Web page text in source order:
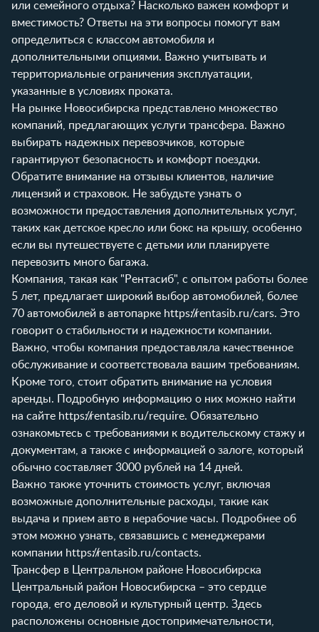
или семейного отдыха? Насколько важен комфорт и
вместимость? Ответы на эти вопросы помогут вам
определиться с классом автомобиля и
дополнительными опциями. Важно учитывать и
территориальные ограничения эксплуатации,
указанные в условиях проката.
На рынке Новосибирска представлено множество
компаний, предлагающих услуги трансфера. Важно
выбирать надежных перевозчиков, которые
гарантируют безопасность и комфорт поездки.
Обратите внимание на отзывы клиентов, наличие
лицензий и страховок. Не забудьте узнать о
возможности предоставления дополнительных услуг,
таких как детское кресло или бокс на крышу, особенно
если вы путешествуете с детьми или планируете
перевозить много багажа.
Компания, такая как "Рентасиб", с опытом работы более
5 лет, предлагает широкий выбор автомобилей, более
70 автомобилей в автопарке https://rentasib.ru/cars. Это
говорит о стабильности и надежности компании.
Важно, чтобы компания предоставляла качественное
обслуживание и соответствовала вашим требованиям.
Кроме того, стоит обратить внимание на условия
аренды. Подробную информацию о них можно найти
на сайте https://rentasib.ru/require. Обязательно
ознакомьтесь с требованиями к водительскому стажу и
документам, а также с информацией о залоге, который
обычно составляет 3000 рублей на 14 дней.
Важно также уточнить стоимость услуг, включая
возможные дополнительные расходы, такие как
выдача и прием авто в нерабочие часы. Подробнее об
этом можно узнать, связавшись с менеджерами
компании https://rentasib.ru/contacts.
Трансфер в Центральном районе Новосибирска
Центральный район Новосибирска – это сердце
города, его деловой и культурный центр. Здесь
расположены основные достопримечательности,